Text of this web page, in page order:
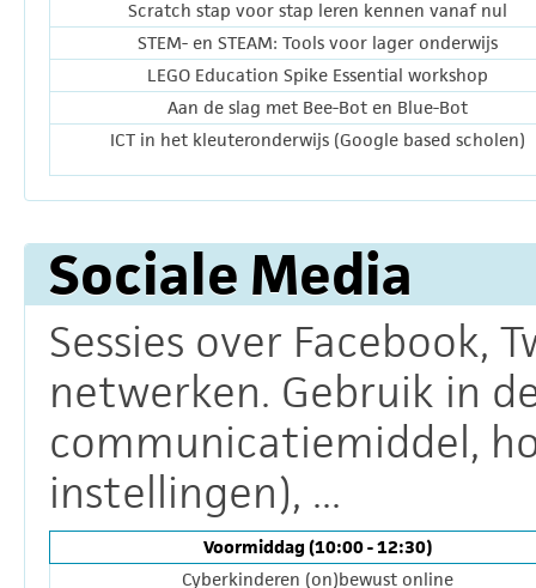
Scratch stap voor stap leren kennen vanaf nul
STEM- en STEAM: Tools voor lager onderwijs
LEGO Education Spike Essential workshop
Aan de slag met Bee-Bot en Blue-Bot
ICT in het kleuteronderwijs (Google based scholen)
Sociale Media
Sessies over Facebook,
netwerken. Gebruik in
communicatiemiddel,
instellingen), ...
Voormiddag (10:00 - 12:30)
Cyberkinderen (on)bewust online